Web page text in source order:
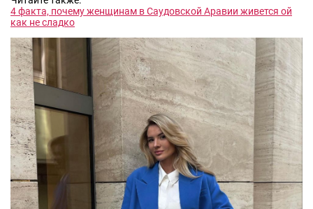
4 факта, почему женщинам в Саудовской Аравии живется ой
как не сладко